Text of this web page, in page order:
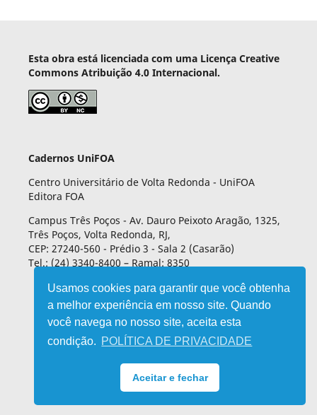
Usamos cookies para garantir que você obtenha
a melhor experiência em nosso site. Quando
você navega no nosso site, aceita esta
condição. POLÍTICA DE PRIVACIDADE
Aceitar e fechar
Esta obra está licenciada com uma Licença Creative
Commons Atribuição 4.0 Internacional.
Cadernos UniFOA
Centro Universitário de Volta Redonda - UniFOA
Editora FOA
Campus Três Poços - Av. Dauro Peixoto Aragão, 1325,
Três Poços, Volta Redonda, RJ,
CEP: 27240-560 - Prédio 3 - Sala 2 (Casarão)
Tel.: (24) 3340-8400 – Ramal: 8350